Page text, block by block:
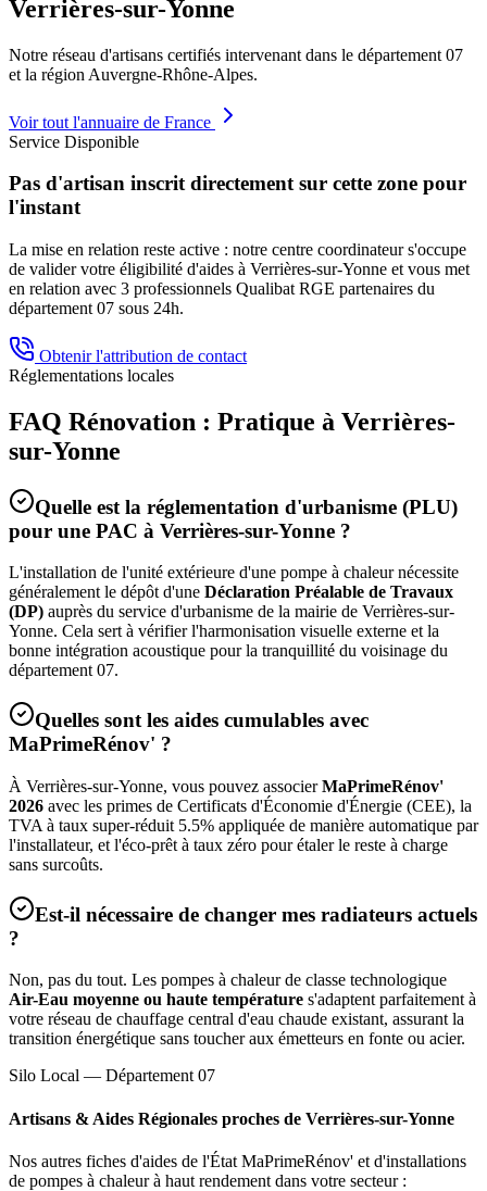
Verrières-sur-Yonne
Notre réseau d'artisans certifiés intervenant dans le département 07
et la région Auvergne-Rhône-Alpes.
Voir tout l'annuaire de France
Service Disponible
Pas d'artisan inscrit directement sur cette zone pour
l'instant
La mise en relation reste active : notre centre coordinateur s'occupe
de valider votre éligibilité d'aides à Verrières-sur-Yonne et vous met
en relation avec 3 professionnels Qualibat RGE partenaires du
département 07 sous 24h.
Obtenir l'attribution de contact
Réglementations locales
FAQ Rénovation : Pratique à Verrières-
sur-Yonne
Quelle est la réglementation d'urbanisme (PLU)
pour une PAC à Verrières-sur-Yonne ?
L'installation de l'unité extérieure d'une pompe à chaleur nécessite
généralement le dépôt d'une Déclaration Préalable de Travaux
(DP) auprès du service d'urbanisme de la mairie de Verrières-sur-
Yonne. Cela sert à vérifier l'harmonisation visuelle externe et la
bonne intégration acoustique pour la tranquillité du voisinage du
département07.
Quelles sont les aides cumulables avec
MaPrimeRénov' ?
À Verrières-sur-Yonne, vous pouvez associerMaPrimeRénov'
2026 avec les primes de Certificats d'Économie d'Énergie (CEE), la
TVA à taux super-réduit 5.5% appliquée de manière automatique par
l'installateur, et l'éco-prêt à taux zéro pour étaler le reste à charge
sans surcoûts.
Est-il nécessaire de changer mes radiateurs actuels
?
Non, pas du tout. Les pompes à chaleur de classe technologique
Air-Eau moyenne ou haute température s'adaptent parfaitement à
votre réseau de chauffage central d'eau chaude existant, assurant la
transition énergétique sans toucher aux émetteurs en fonte ou acier.
Silo Local — Département 07
Artisans & Aides Régionales proches de Verrières-sur-Yonne
Nos autres fiches d'aides de l'État MaPrimeRénov' et d'installations
de pompes à chaleur à haut rendement dans votre secteur :